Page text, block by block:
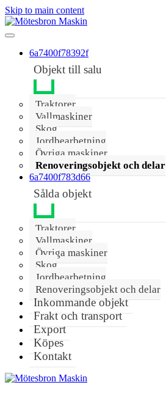
Skip to main content
6a7400f78392f
Objekt till salu
Traktorer
Vallmaskiner
Skog
Jordbearbetning
Övriga maskiner
Renoveringsobjekt och delar
6a7400f783d66
Sålda objekt
Traktorer
Vallmaskiner
Övriga maskiner
Skog
Jordbearbetning
Renoveringsobjekt och delar
Inkommande objekt
Frakt och transport
Export
Köpes
Kontakt